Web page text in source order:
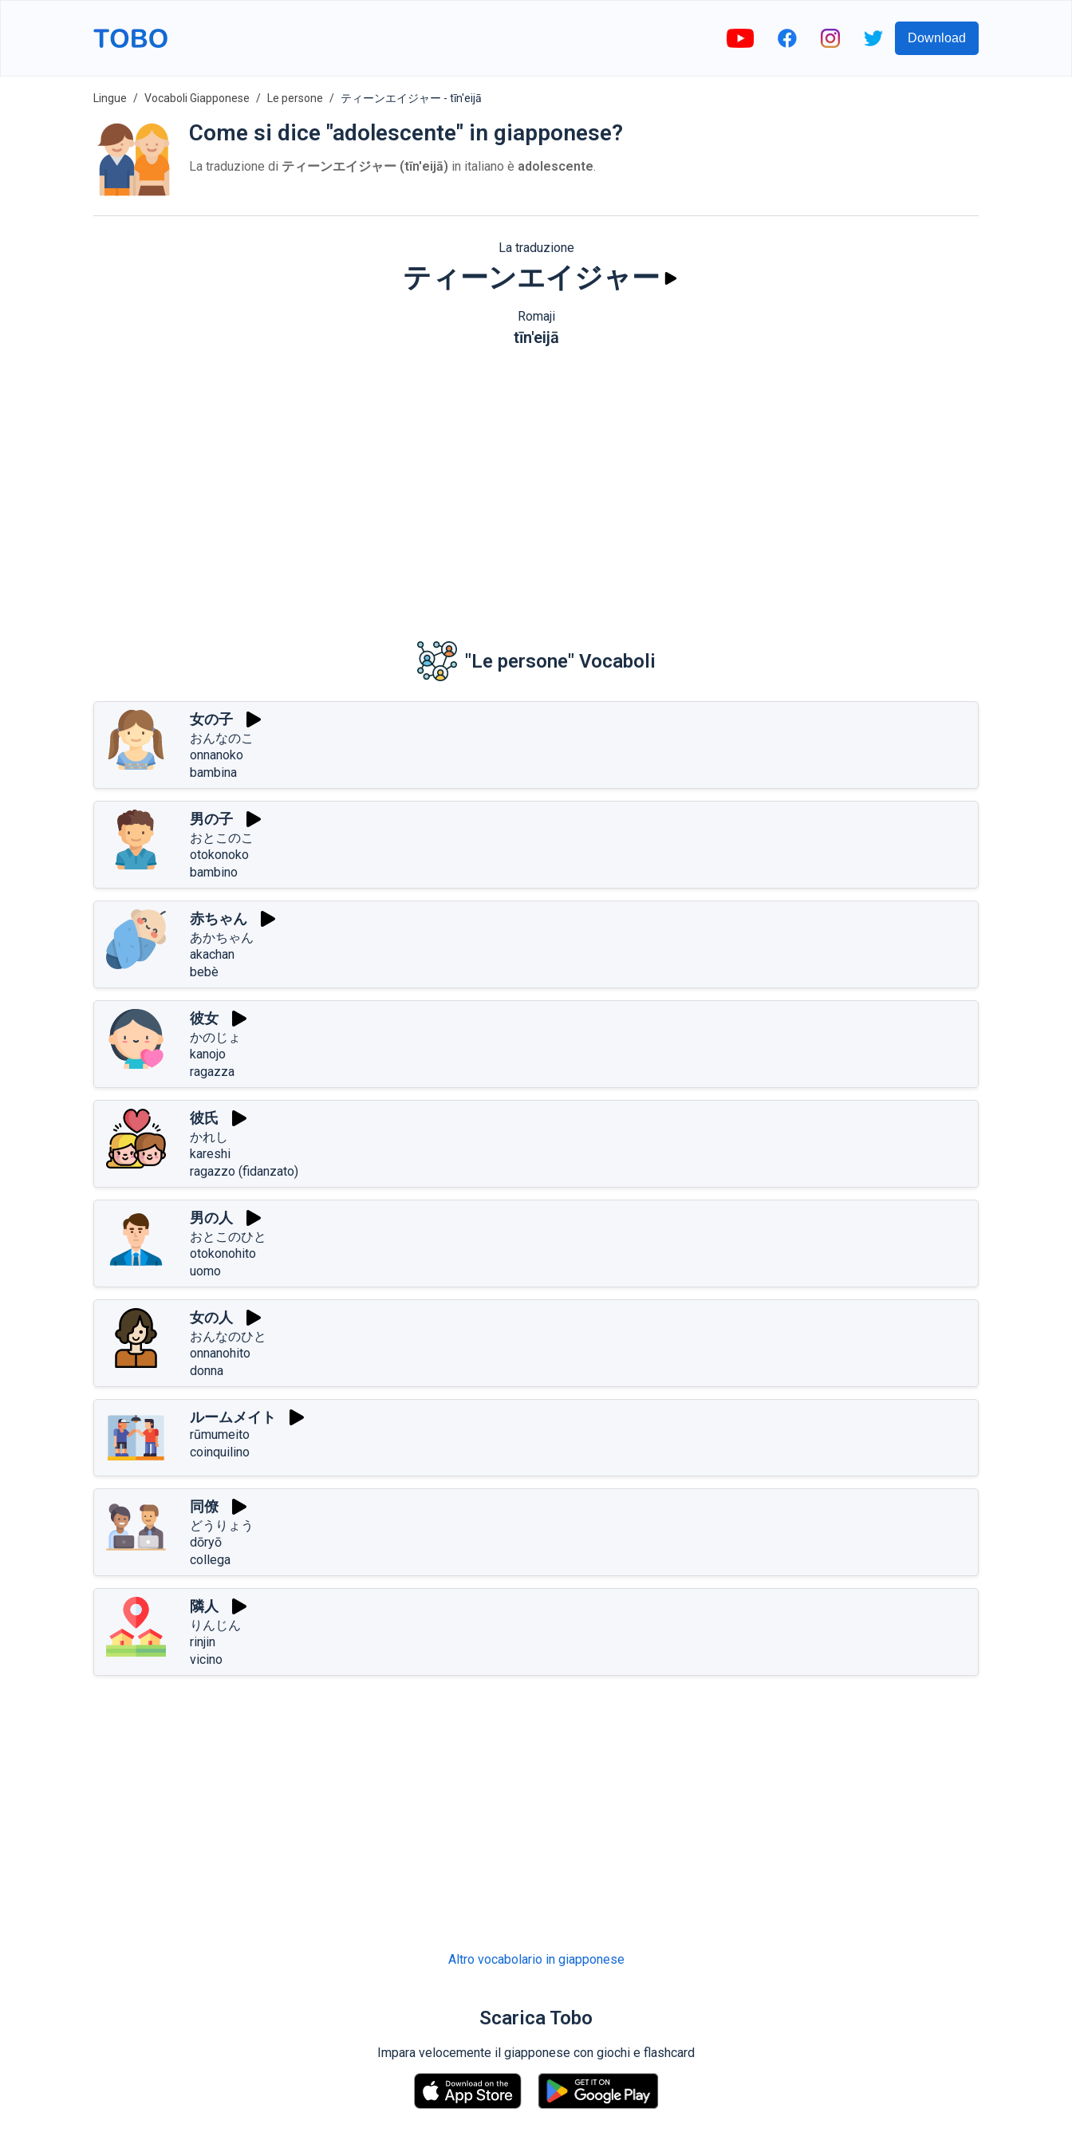
Download
Lingue Vocaboli Giapponese Le persone ティーンエイジャー - tīn'eijā
Come si dice "adolescente" in giapponese?
La traduzione di ティーンエイジャー (tīn'eijā) in italiano è adolescente.
La traduzione
ティーンエイジャー
Romaji
tīn'eijā
"Le persone" Vocaboli
女の子
おんなのこ
onnanoko
bambina
男の子
おとこのこ
otokonoko
bambino
赤ちゃん
あかちゃん
akachan
bebè
彼女
かのじょ
kanojo
ragazza
彼氏
かれし
kareshi
ragazzo (fidanzato)
男の人
おとこのひと
otokonohito
uomo
女の人
おんなのひと
onnanohito
donna
ルームメイト
rūmumeito
coinquilino
同僚
どうりょう
dōryō
collega
隣人
りんじん
rinjin
vicino
Altro vocabolario in giapponese
Scarica Tobo
Impara velocemente il giapponese con giochi e flashcard